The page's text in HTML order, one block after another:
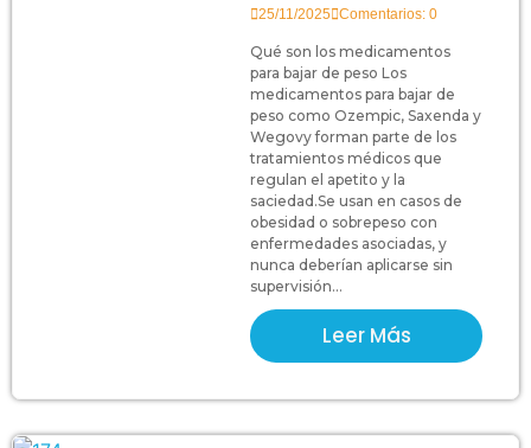
25/11/2025 Comentarios: 0
Qué son los medicamentos
para bajar de peso Los
medicamentos para bajar de
peso como Ozempic, Saxenda y
Wegovy forman parte de los
tratamientos médicos que
regulan el apetito y la
saciedad.Se usan en casos de
obesidad o sobrepeso con
enfermedades asociadas, y
nunca deberían aplicarse sin
supervisión...
Leer Más